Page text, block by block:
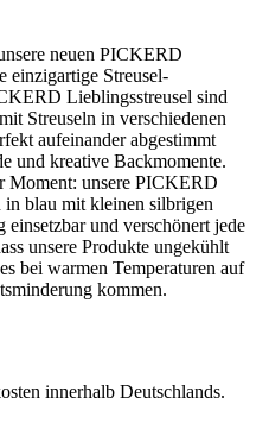
neuen PICKERD
einzigartige Streusel-
Lieblingsstreusel sind
Streuseln in verschiedenen
aufeinander abgestimmt
und kreative Backmomente.
Moment: unsere PICKERD
in blau mit kleinen silbrigen
und verschönert jede
unsere Produkte ungekühlt
bei warmen Temperaturen auf
kommen.
innerhalb Deutschlands.